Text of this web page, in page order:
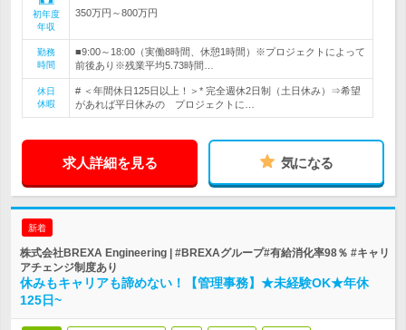
初年度
年収
350万円～800万円
勤務
時間
■9:00～18:00（実働8時間、休憩1時間）※プロジェクトによって
前後あり※残業平均5.73時間…
休日
休暇
# ＜年間休日125日以上！＞* 完全週休2日制（土日休み）⇒希望
があれば平日休みの プロジェクトに…
求人詳細を見る 気になる
新着
株式会社BREXA Engineering | #BREXAグループ#有給消化率98％ #キャリ
アチェンジ制度あり
休みもキャリアも諦めない！【管理事務】★未経験OK★年休
125日~